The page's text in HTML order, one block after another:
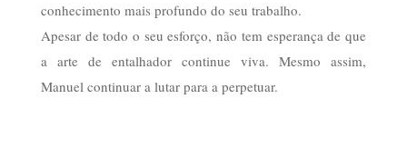
conhecimento mais profundo do seu trabalho.
Apesar de todo o seu esforço, não tem esperança de que
a arte de entalhador continue viva. Mesmo assim,
Manuel continuar a lutar para a perpetuar.